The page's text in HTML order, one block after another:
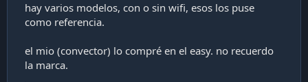
hay varios modelos, con o sin wifi, esos los puse
como referencia.
el mio (convector) lo compré en el easy. no recuerdo
la marca.